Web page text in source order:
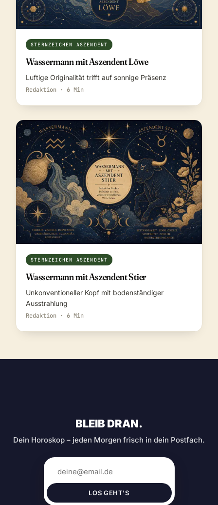
STERNZEICHEN ASZENDENT
Wassermann mit Aszendent Löwe
Luftige Originalität trifft auf sonnige Präsenz
Redaktion · 6 Min
STERNZEICHEN ASZENDENT
Wassermann mit Aszendent Stier
Unkonventioneller Kopf mit bodenständiger
Ausstrahlung
Redaktion · 6 Min
BLEIB DRAN.
Dein Horoskop – jeden Morgen frisch in dein Postfach.
LOS GEHT'S